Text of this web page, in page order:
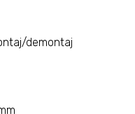
demontaj